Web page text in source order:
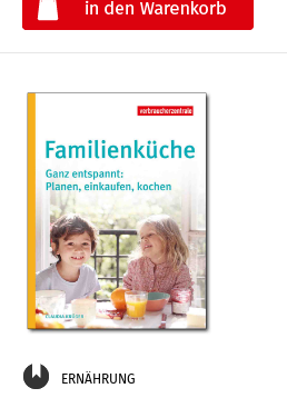
ERNÄHRUNG